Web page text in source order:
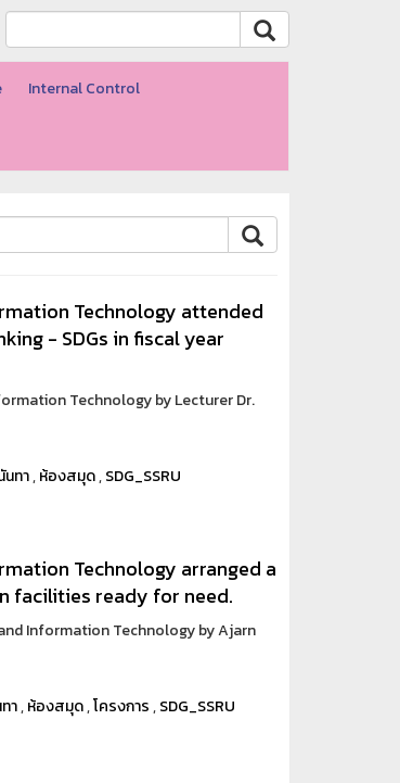
Internal Control
Technology attended
- SDGs in fiscal year
Technology by Lecturer Dr.
ทา,ห้องสมุด,SDG_SSRU
Technology arranged a
facilities ready for need.
Information Technology by Ajarn
า,ห้องสมุด,โครงการ,SDG_SSRU